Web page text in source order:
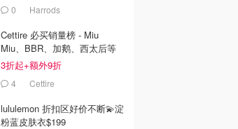
Joyoung D290 豆浆机
免滤多功能
淘宝
去购买
本！0 Harrods
Cettire 必买销量榜 - Miu
Miu、BBR、加鹅、西太后等
汇总！
3折起+额外9折
4 Cettire
lululemon 折扣区好价不断💫淀
粉蓝皮肤衣$199